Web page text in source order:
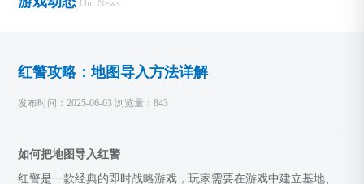
Our News
红警攻略：地图导入方法详解
发布时间：2025-06-03 浏览量：843
如何把地图导入红警
红警是一款经典的即时战略游戏，玩家需要在游戏中建立基地、